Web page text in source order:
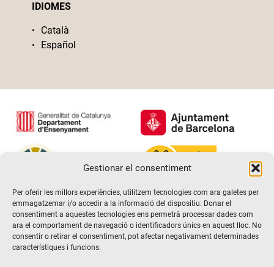
Gestionar el consentiment
Per oferir les millors experiències, utilitzem tecnologies com ara galetes per
emmagatzemar i/o accedir a la informació del dispositiu. Donar el
consentiment a aquestes tecnologies ens permetrà processar dades com
ara el comportament de navegació o identificadors únics en aquest lloc. No
consentir o retirar el consentiment, pot afectar negativament determinades
característiques i funcions.
IDIOMES
Català
Español